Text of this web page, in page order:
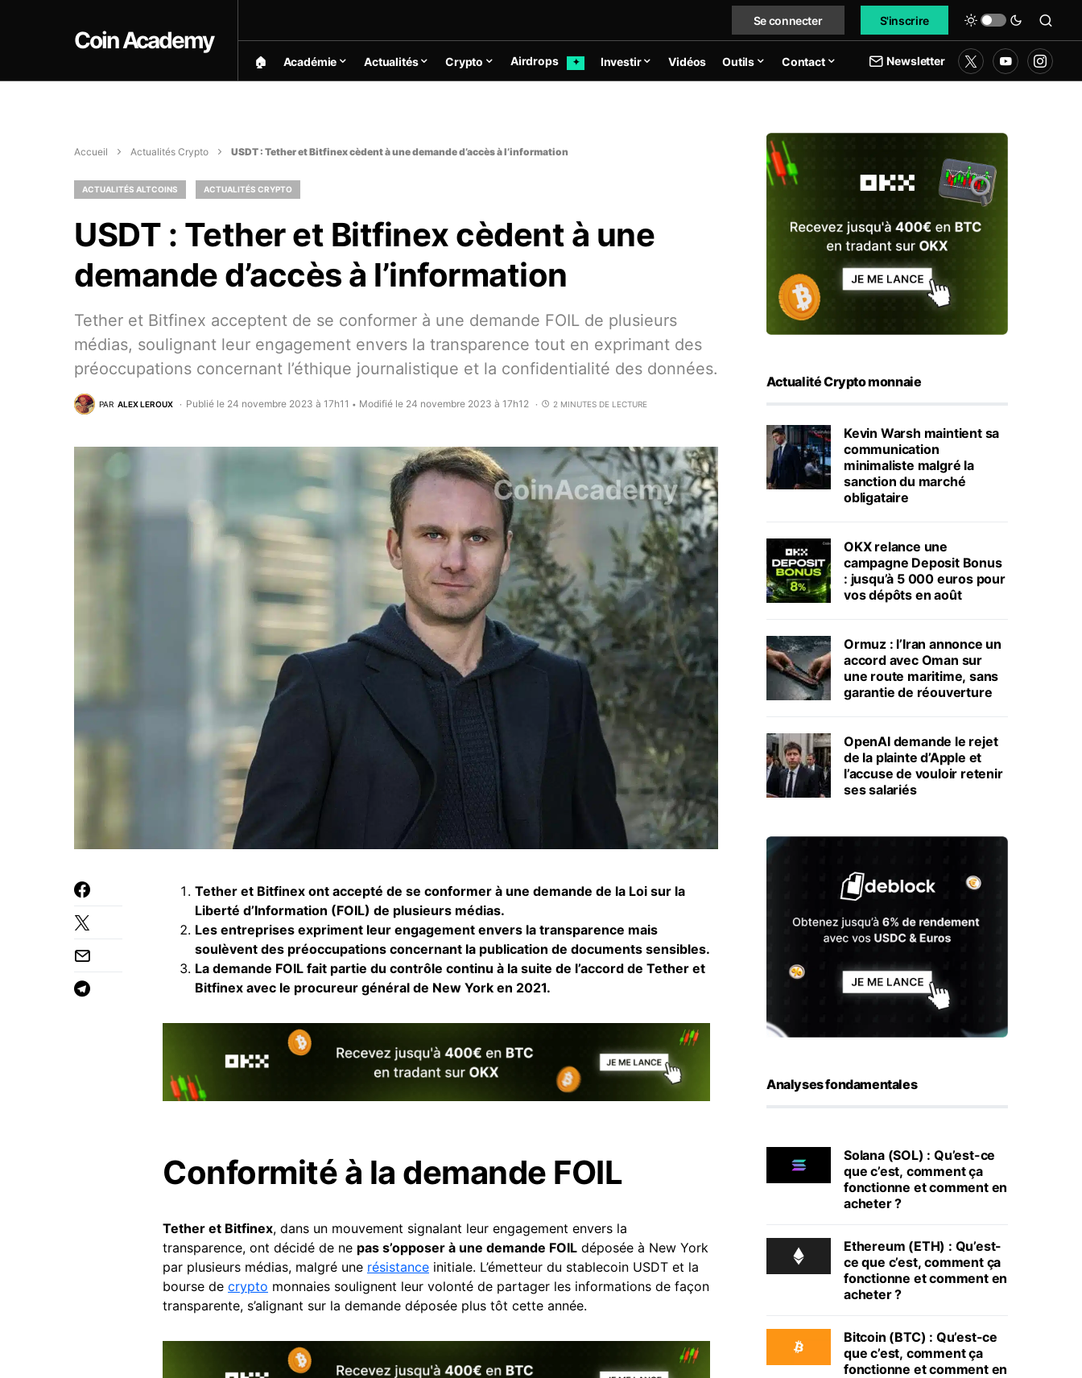
Coin Academy
Se connecter S'inscrire
🏠︎ Académie Actualités Crypto Airdrops ✦ Investir Vidéos Outils Contact Newsletter
Accueil Actualités Crypto USDT : Tether et Bitfinex cèdent à une demande d’accès à l’information
ACTUALITÉS ALTCOINS ACTUALITÉS CRYPTO
USDT : Tether et Bitfinex cèdent à une
demande d’accès à l’information
Tether et Bitfinex acceptent de se conformer à une demande FOIL de plusieurs
médias, soulignant leur engagement envers la transparence tout en exprimant des
préoccupations concernant l’éthique journalistique et la confidentialité des données.
PAR ALEX LEROUX Publié le 24 novembre 2023 à 17h11 • Modifié le 24 novembre 2023 à 17h12 2 MINUTES DE LECTURE
Tether et Bitfinex ont accepté de se conformer à une demande de la Loi sur la
Liberté d’Information (FOIL) de plusieurs médias.
Les entreprises expriment leur engagement envers la transparence mais
soulèvent des préoccupations concernant la publication de documents sensibles.
La demande FOIL fait partie du contrôle continu à la suite de l’accord de Tether et
Bitfinex avec le procureur général de New York en 2021.
Conformité à la demande FOIL
Tether et Bitfinex, dans un mouvement signalant leur engagement envers la
transparence, ont décidé de ne pas s’opposer à une demande FOIL déposée à New York
par plusieurs médias, malgré une résistance initiale. L’émetteur du stablecoin USDT et la
bourse de crypto monnaies soulignent leur volonté de partager les informations de façon
transparente, s’alignant sur la demande déposée plus tôt cette année.
Actualité Crypto monnaie
Kevin Warsh maintient sa
communication
minimaliste malgré la
sanction du marché
obligataire
OKX relance une
campagne Deposit Bonus
: jusqu’à 5 000 euros pour
vos dépôts en août
Ormuz : l’Iran annonce un
accord avec Oman sur
une route maritime, sans
garantie de réouverture
OpenAI demande le rejet
de la plainte d’Apple et
l’accuse de vouloir retenir
ses salariés
Analyses fondamentales
Solana (SOL) : Qu’est-ce
que c’est, comment ça
fonctionne et comment en
acheter ?
Ethereum (ETH) : Qu’est-
ce que c’est, comment ça
fonctionne et comment en
acheter ?
Bitcoin (BTC) : Qu’est-ce
que c’est, comment ça
fonctionne et comment en